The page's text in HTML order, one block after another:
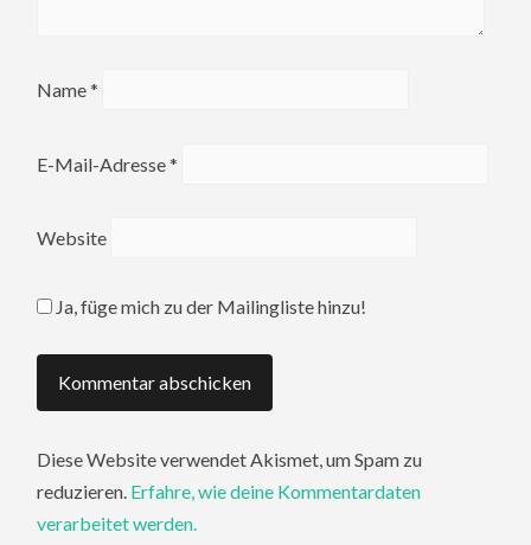
Name*
E-Mail-Adresse*
Website
Ja, füge mich zu der Mailingliste hinzu!
Diese Website verwendet Akismet, um Spam zu
reduzieren. Erfahre, wie deine Kommentardaten
verarbeitet werden.